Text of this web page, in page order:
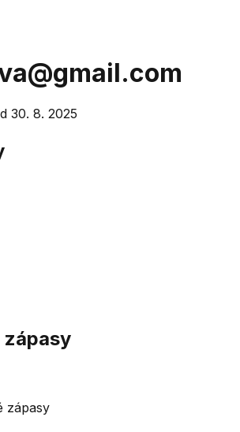
30. 8. 2025
zápasy